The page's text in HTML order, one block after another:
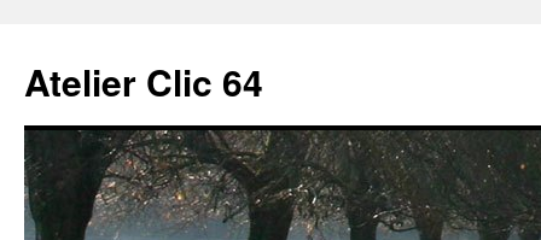
contenu
Atelier Clic 64